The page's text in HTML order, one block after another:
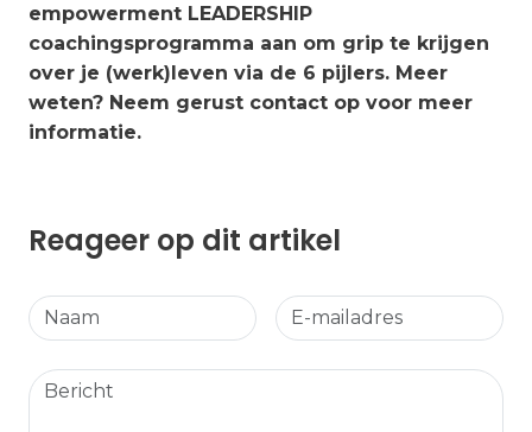
empowerment LEADERSHIP
coachingsprogramma aan om grip te krijgen
over je (werk)leven via de 6 pijlers. Meer
weten? Neem gerust contact op voor meer
informatie.
Reageer op dit artikel